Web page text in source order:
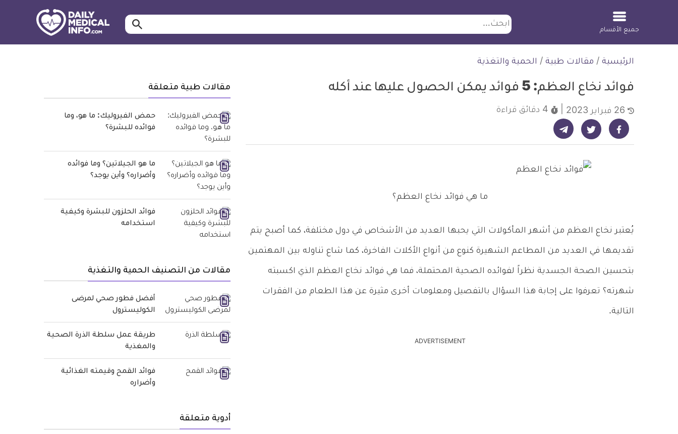
ابحث ابحث…
جميع الأقسام
الرئيسية / مقالات طبية / الحمية والتغذية
فوائد نخاع العظم: 5 فوائد يمكن الحصول عليها عند أكله
4 دقائق قراءة
شارك على فيسبوك - ديلي ميديكال انفو شارك على تويتر - ديلي ميديكال انفو شارك على تيليجرام - ديلي ميديكال انفو
ما هي فوائد نخاع العظم؟
يُعتبر نخاع العظم من أشهر المأكولات التي يحبها العديد من الأشخاص في دول مختلفة، كما أصبح يتم
تقديمها في العديد من المطاعم الشهيرة كنوع من أنواع الأكلات الفاخرة، كما شاع تناوله بين المهتمين
بتحسين الصحة الجسدية نظراً لفوائده الصحية المحتملة، فما هي فوائد نخاع العظم الذي اكسبته
شهرته؟ تعرفوا على إجابة هذا السؤال بالتفصيل ومعلومات أخرى مثيرة عن هذا الطعام من الفقرات
التالية.
ADVERTISEMENT
مقالات طبية متعلقة
حمض الفيروليك: ما هو، وما
فوائده للبشرة؟
ما هو الجيلاتين؟ وما فوائده
وأضراره؟ وأين يوجد؟
فوائد الحلزون للبشرة وكيفية
استخدامه
مقالات من التصنيف الحمية والتغذية
أفضل فطور صحي لمرضى
الكوليسترول
طريقة عمل سلطة الذرة الصحية
والمغذية
فوائد القمح وقيمته الغذائية
وأضراره
أدوية متعلقة